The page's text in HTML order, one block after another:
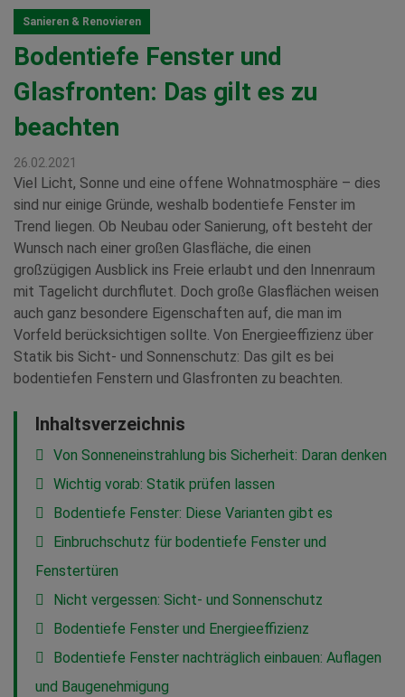
Sanieren & Renovieren
Bodentiefe Fenster und
Glasfronten: Das gilt es zu
beachten
26.02.2021
Viel Licht, Sonne und eine offene Wohnatmosphäre – dies
sind nur einige Gründe, weshalb bodentiefe Fenster im
Trend liegen. Ob Neubau oder Sanierung, oft besteht der
Wunsch nach einer großen Glasfläche, die einen
großzügigen Ausblick ins Freie erlaubt und den Innenraum
mit Tagelicht durchflutet. Doch große Glasflächen weisen
auch ganz besondere Eigenschaften auf, die man im
Vorfeld berücksichtigen sollte. Von Energieeffizienz über
Statik bis Sicht- und Sonnenschutz: Das gilt es bei
bodentiefen Fenstern und Glasfronten zu beachten.
Inhaltsverzeichnis
Von Sonneneinstrahlung bis Sicherheit: Daran denken
Wichtig vorab: Statik prüfen lassen
Bodentiefe Fenster: Diese Varianten gibt es
Einbruchschutz für bodentiefe Fenster und
Fenstertüren
Nicht vergessen: Sicht- und Sonnenschutz
Bodentiefe Fenster und Energieeffizienz
Bodentiefe Fenster nachträglich einbauen: Auflagen
und Baugenehmigung